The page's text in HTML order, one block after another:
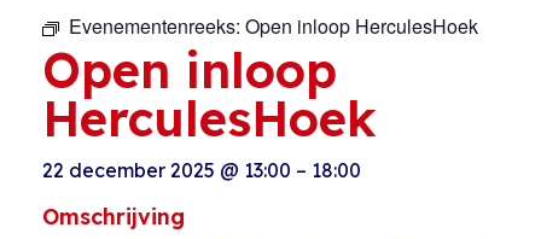
Evenementenreeks: Open inloop HerculesHoek
Open inloop
HerculesHoek
22 december 2025 @ 13:00 – 18:00
Omschrijving